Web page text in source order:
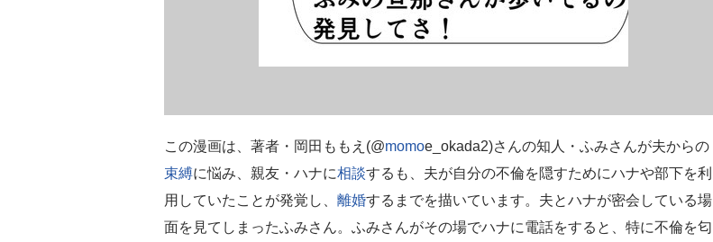
この漫画は、著者・岡田ももえ(@momoe_okada2)さんの知人・ふみさんが夫からの
束縛に悩み、親友・ハナに相談するも、夫が自分の不倫を隠すためにハナや部下を利
用していたことが発覚し、 離婚するまでを描いています。夫とハナが密会している場
面を見てしまったふみさん。ふみさんがその場でハナに電話をすると、特に不倫を匂